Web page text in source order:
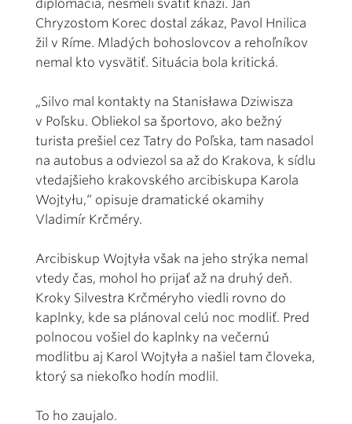
diplomacia, nesmeli svätiť kňazi. Ján
Chryzostom Korec dostal zákaz, Pavol Hnilica
žil v Ríme. Mladých bohoslovcov a rehoľníkov
nemal kto vysvätiť. Situácia bola kritická.
„Silvo mal kontakty na Stanisława Dziwisza
v Poľsku. Obliekol sa športovo, ako bežný
turista prešiel cez Tatry do Poľska, tam nasadol
na autobus a odviezol sa až do Krakova, k sídlu
vtedajšieho krakovského arcibiskupa Karola
Wojtyłu,“ opisuje dramatické okamihy
Vladimír Krčméry.
Arcibiskup Wojtyła však na jeho strýka nemal
vtedy čas, mohol ho prijať až na druhý deň.
Kroky Silvestra Krčméryho viedli rovno do
kaplnky, kde sa plánoval celú noc modliť. Pred
polnocou vošiel do kaplnky na večernú
modlitbu aj Karol Wojtyła a našiel tam človeka,
ktorý sa niekoľko hodín modlil.
To ho zaujalo.